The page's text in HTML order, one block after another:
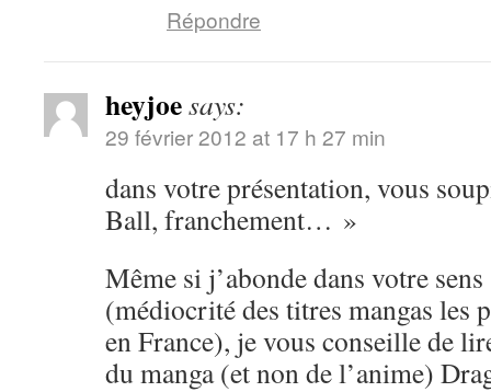
Répondre
heyjoesays:
29 février 2012 at 17 h 27 min
dans votre présentation, vous
Ball, franchement… »
Même si j’abonde dans votre
(médiocrité des titres mangas les
en France), je vous conseille de
du manga (et non de l’anime)